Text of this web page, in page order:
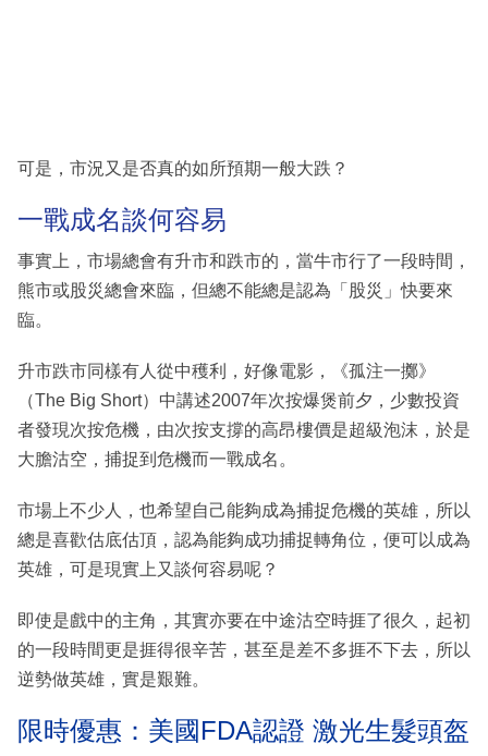
可是，市況又是否真的如所預期一般大跌？
一戰成名談何容易
事實上，市場總會有升市和跌市的，當牛市行了一段時間，
熊市或股災總會來臨，但總不能總是認為「股災」快要來
臨。
升市跌市同樣有人從中穫利，好像電影，《孤注一擲》
（The Big Short）中講述2007年次按爆煲前夕，少數投資
者發現次按危機，由次按支撐的高昂樓價是超級泡沫，於是
大膽沽空，捕捉到危機而一戰成名。
市場上不少人，也希望自己能夠成為捕捉危機的英雄，所以
總是喜歡估底估頂，認為能夠成功捕捉轉角位，便可以成為
英雄，可是現實上又談何容易呢？
即使是戲中的主角，其實亦要在中途沽空時捱了很久，起初
的一段時間更是捱得很辛苦，甚至是差不多捱不下去，所以
逆勢做英雄，實是艱難。
限時優惠：美國FDA認證 激光生髮頭盔